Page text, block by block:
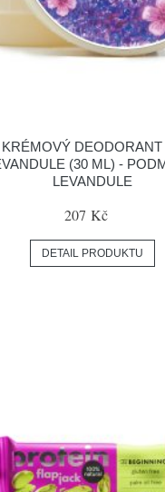
(30 ML) -
LEVANDULE
207 Kč
DETAIL PRODUKTU